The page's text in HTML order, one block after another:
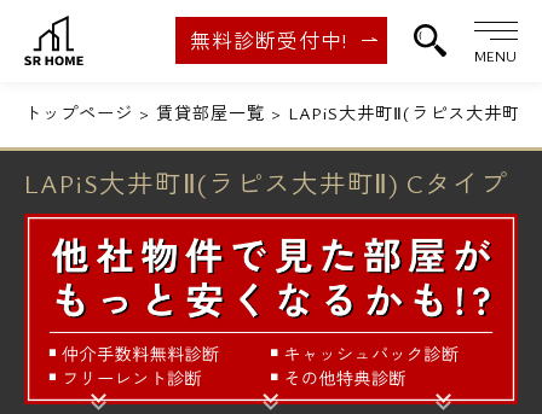
無料診断受付中!
MENU
トップページ 賃貸部屋一覧 LAPiS大井町Ⅱ(ラピス大井町
LAPiS大井町Ⅱ(ラピス大井町Ⅱ) Cタイプ